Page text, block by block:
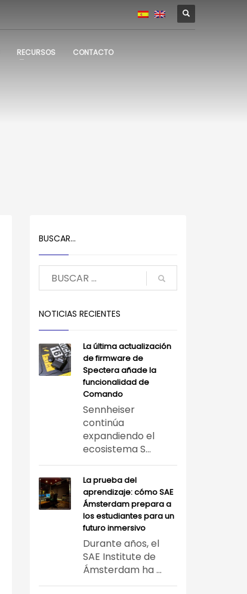
RECURSOS CONTACTO
BUSCAR…
NOTICIAS RECIENTES
La última actualización
de firmware de
Spectera añade la
funcionalidad de
Comando
Sennheiser
continúa
expandiendo el
ecosistema S...
La prueba del
aprendizaje: cómo SAE
Ámsterdam prepara a
los estudiantes para un
futuro inmersivo
Durante años, el
SAE Institute de
Ámsterdam ha ...